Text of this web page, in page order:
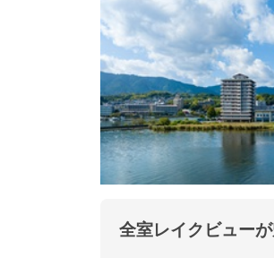
全室レイクビュー